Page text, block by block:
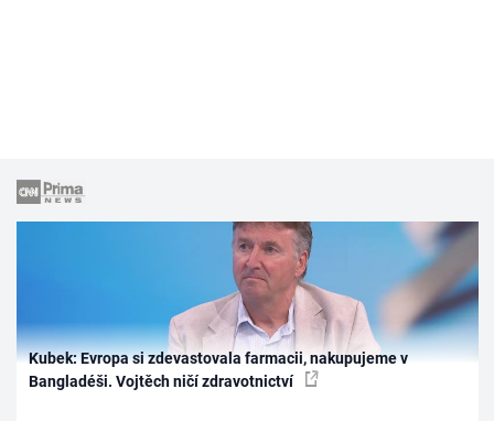
Kubek: Evropa si zdevastovala farmacii, nakupujeme v
Bangladéši. Vojtěch ničí zdravotnictví